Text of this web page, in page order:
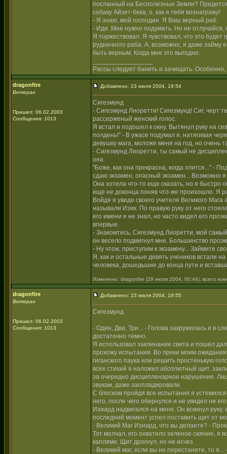
посланный на Бесполезные Земли?
собаку Айзет-бека, о, как я тебя вознагражу!
- Я знаю, мой господин. Я Ваш верный раб.
- Иди. Мне нужно подумать. Но не отлучайся,
Я торжествовал. Я чувствовал, что это
рудничного раба. А, возможно, я даже займу
быть верным. Когда мне это выгодно.
Рассы следует банить и зачищать.
dragonfire
Ветеран
Пришел: 06.02.2003
Сообщения: 1013
Добавлено: 23 июля 2004, 19:54
Сигезмунд
- Сигезмунд Лиоретти! Сигезмунд! Сиг, черт
рассерженый женский голос.
Я встал и подошел к окну. Вытянул руку на
полдень!" - В ужасе подумал я, натягивая
девушку мага, моложе меня на год, но очень
- Сигезмунд Лиоретти, ты самый не
она.
"Боже, как она прекрасна, когда злится..." -
сдаю экзамен, опасный экзамен... Возможно
Она хотела что-то еще сказать, но я быстро
еще не доконца поняв что-же произошло. Я
Войдя я увиде своего учителя Великого
называли Изик. По правую руку от него
его имени я не знал, но часто видел его
впервые.
- Знакомтесь, Сигезмунд Лиоретти, мой
он весело подмигнул мне. Большинство
- Ну чтож, приступим к экзамену... Займите
Я, как и остальные девять учеников встали
человека, дошедьшие до конца пути и
Изменено: dragonfire (29 июля 2004, 00:44), всего
dragonfire
Ветеран
Пришел: 06.02.2003
Сообщения: 1013
Добавлено: 23 июля 2004, 19:55
Сигезмунд
- Один, Два, Три... - Голова закружилась и в
достаточно темно.
Я использовал заклинание света и пошел
прохожу испытания. Во преки моим
гиганского паука или решить простенькую
всех стихий я наложил абсолютный щит,
за очередно дисципленарное нарушение.
звукам, даже заопладировали.
С блеском пройдя все испытания я
него, после чего обернулся и не увидел ни
Изиард надвигался на меня. Он вскинул
последний момент успел поставить щит от
- Великий Маг Изиард, что вы делаете? -
Тот молчал, его охватило зеленое сияние, я
каплями. Щит дрогнул, но не исчез.
- Великий маг, если вы не перестанете, то я...